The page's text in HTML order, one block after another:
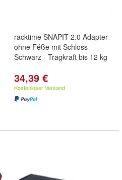
racktime SNAPIT 2.0 Adapter
ohne Féße mit Schloss
Schwarz - Tragkraft bis 12 kg
34,39 €
Kostenloser Versand